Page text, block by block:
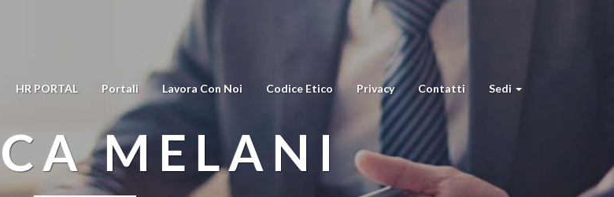
HR PORTAL Portali Lavora Con Noi Codice Etico Privacy Contatti Sedi
MELANI